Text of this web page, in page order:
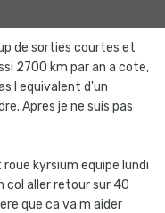
de sorties courtes et
2700 km par an a cote,
l equivalent d'un
Apres je ne suis pas
kyrsium equipe lundi
col aller retour sur 40
que ca va m aider